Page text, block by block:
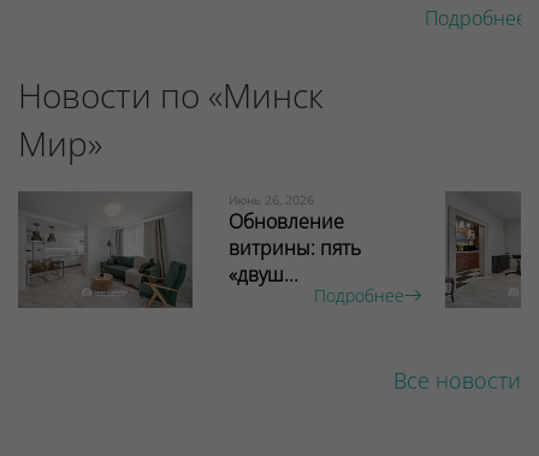
Подробнее
Новости по «Минск
Мир»
Июнь 26, 2026
Обновление
витрины: пять
«двуш...
Подробнее
Все новости